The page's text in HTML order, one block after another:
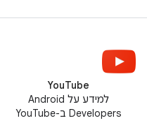
YouTube
למידע על Android
Developers ב-YouTube